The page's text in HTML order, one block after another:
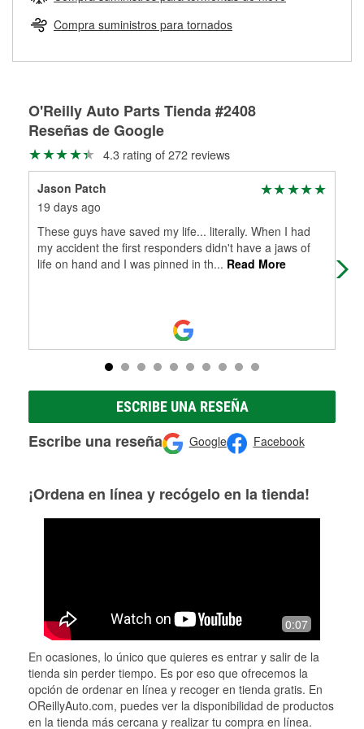
Herramientas de O'Reilly
pueden ser reutilizados, podemos ayudarte a encontrar las
partes de reemplazo correctas para tu reparación.
Rectificación de tambores y discos de freno
Compra suministros para tornados
O'Reilly Auto Parts Tienda #2408
Reseñas de Google
4.3 rating of 272 reviews
Jason Patch
19 days ago
These guys have saved my life... literally. When I had
my accident the first responders didn't have a jaws of
life on hand and I was pinned in th... Read More
ESCRIBE UNA RESEÑA
Escribe una reseña Google Facebook
¡Ordena en línea y recógelo en la tienda!
0:07
En ocasiones, lo único que quieres es entrar y salir de la
tienda sin perder tiempo. Es por eso que ofrecemos la
opción de ordenar en línea y recoger en tienda gratis. En
OReillyAuto.com, puedes ver la disponibilidad de productos
en la tienda más cercana y realizar tu compra en línea.